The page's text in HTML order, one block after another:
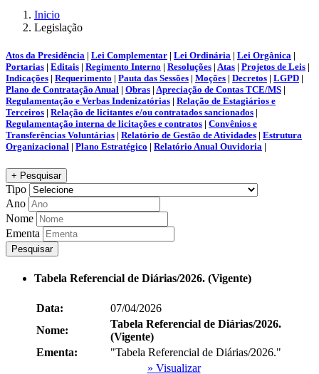
Inicio
Legislação
Atos da Presidência | Lei Complementar | Lei Ordinária | Lei Orgânica |
Portarias | Editais | Regimento Interno | Resoluções | Atas | Projetos de Leis |
Indicações | Requerimento | Pauta das Sessões | Moções | Decretos | LGPD |
Plano de Contratação Anual | Obras | Apreciação de Contas TCE/MS |
Regulamentação e Verbas Indenizatórias | Relação de Estagiários e
Terceiros | Relação de licitantes e/ou contratados sancionados |
Regulamentação interna de licitações e contratos | Convênios e
Transferências Voluntárias | Relatório de Gestão de Atividades | Estrutura
Organizacional | Plano Estratégico | Relatório Anual Ouvidoria |
+ Pesquisar
Tipo
Ano
Nome
Ementa
Pesquisar
Tabela Referencial de Diárias/2026. (Vigente)
Data:
07/04/2026
Nome:
Tabela Referencial de Diárias/2026.
(Vigente)
Ementa:
"Tabela Referencial de Diárias/2026."
» Visualizar